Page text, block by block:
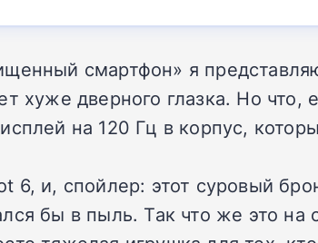
смартфон» я
хуже дверного глазка. Но
на 120 Гц в корпус,
6, и, спойлер: этот суровый
бы в пыль. Так что же это